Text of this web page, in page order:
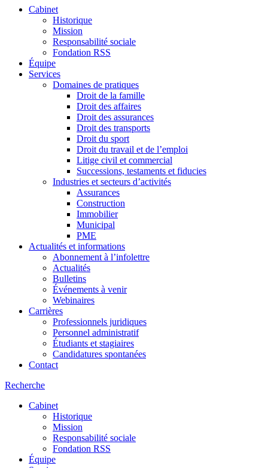
Cabinet
Historique
Mission
Responsabilité sociale
Fondation RSS
Équipe
Services
Domaines de pratiques
Droit de la famille
Droit des affaires
Droit des assurances
Droit des transports
Droit du sport
Droit du travail et de l’emploi
Litige civil et commercial
Successions, testaments et fiducies
Industries et secteurs d’activités
Assurances
Construction
Immobilier
Municipal
PME
Actualités et informations
Abonnement à l’infolettre
Actualités
Bulletins
Événements à venir
Webinaires
Carrières
Professionnels juridiques
Personnel administratif
Étudiants et stagiaires
Candidatures spontanées
Contact
Recherche
Cabinet
Historique
Mission
Responsabilité sociale
Fondation RSS
Équipe